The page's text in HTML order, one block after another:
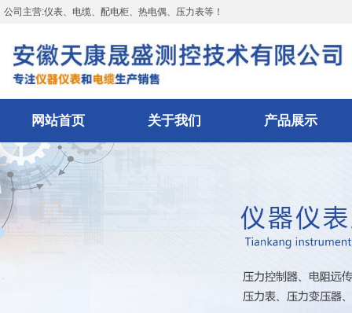
公司主营:仪表、电缆、配电柜、热电偶、压力表等！
网站首页 关于我们 产品展示